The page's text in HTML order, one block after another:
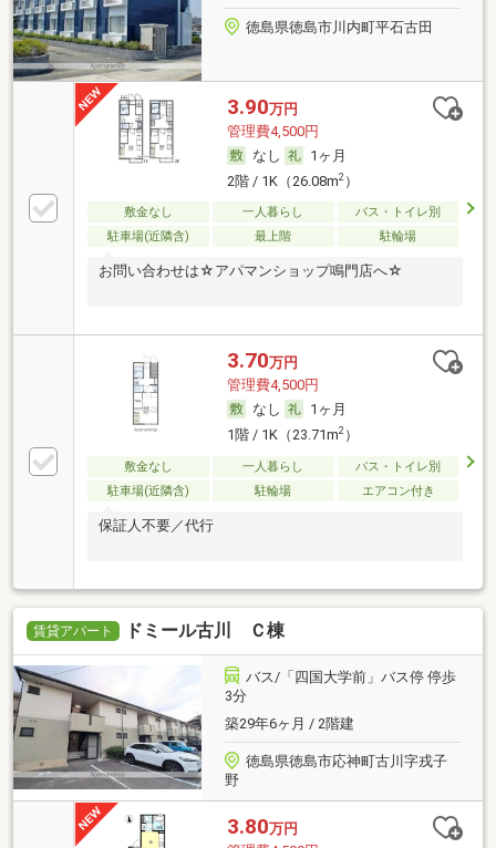
徳島県徳島市川内町平石古田
3.90万円
管理費4,500円
なし
1ヶ月
2階 / 1K（26.08m2）
敷金なし 一人暮らし
バス・トイレ別
駐車場(近隣含)
最上階 駐輪場
お問い合わせは☆アパマンショップ鳴門店へ☆
3.70万円
管理費4,500円
なし
1ヶ月
1階 / 1K（23.71m2）
敷金なし 一人暮らし
バス・トイレ別
駐車場(近隣含)
駐輪場 エアコン付き
保証人不要／代行
賃貸アパート ドミール古川 Ｃ棟
バス/「四国大学前」バス停 停歩
3分
築29年6ヶ月 / 2階建
徳島県徳島市応神町古川字戎子
野
3.80万円